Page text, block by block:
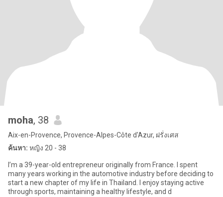
moha, 38
Aix-en-Provence, Provence-Alpes-Côte d'Azur, ฝรั่งเศส
ค้นหา: หญิง 20 - 38
I’m a 39-year-old entrepreneur originally from France. I spent
many years working in the automotive industry before deciding to
start a new chapter of my life in Thailand. I enjoy staying active
through sports, maintaining a healthy lifestyle, and d